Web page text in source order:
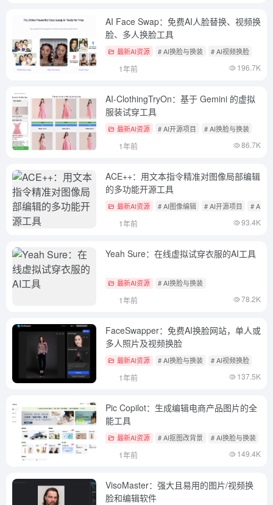
AI Face Swap：免费AI人脸替换、视频换
脸、多人换脸工具
最新AI资源 # AI换脸与换装 # AI视频换脸
1年前 196.7K
AI-ClothingTryOn：基于 Gemini 的虚拟
服装试穿工具
最新AI资源 # AI开源项目 # AI换脸与换装
1年前 86.7K
ACE++：用文本指令精准对图像局部编辑
的多功能开源工具
最新AI资源 # AI图像编辑 # AI开源项目 # AI换
1年前 93.4K
Yeah Sure：在线虚拟试穿衣服的AI工具
最新AI资源 # AI换脸与换装
1年前 78.2K
FaceSwapper：免费AI换脸网站，单人或
多人照片及视频换脸
最新AI资源 # AI换脸与换装 # AI视频换脸
1年前 137.5K
Pic Copilot：生成编辑电商产品图片的全
能工具
最新AI资源 # AI抠图改背景 # AI换脸与换装
1年前 149.4K
VisoMaster：强大且易用的图片/视频换
脸和编辑软件